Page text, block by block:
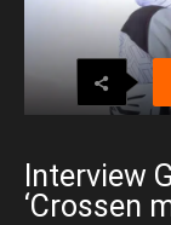
Interview
‘Crossen